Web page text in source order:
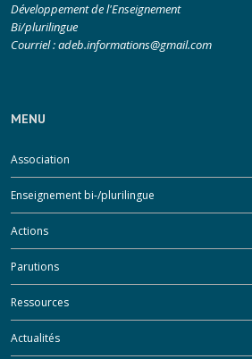
Développement de l'Enseignement
Bi/plurilingue
Courriel :adeb.informations@gmail.com
MENU
Association
Enseignement bi-/plurilingue
Actions
Parutions
Ressources
Actualités